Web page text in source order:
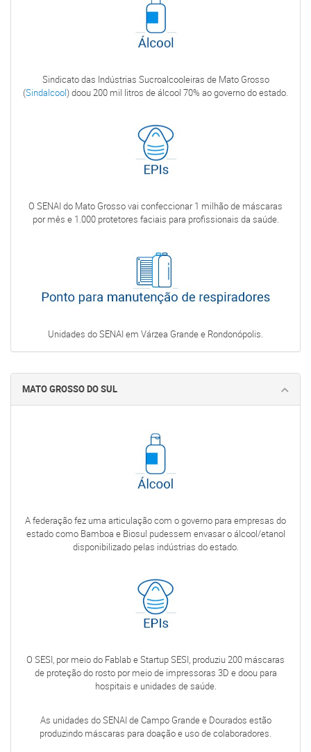
Sindicato das Indústrias Sucroalcooleiras de Mato Grosso
(Sindalcool) doou 200 mil litros de álcool 70% ao governo do estado.
O SENAI do Mato Grosso vai confeccionar 1 milhão de máscaras
por mês e 1.000 protetores faciais para profissionais da saúde.
Unidades do SENAI em Várzea Grande e Rondonópolis.
MATO GROSSO DO SUL
A federação fez uma articulação com o governo para empresas do
estado como Bamboa e Biosul pudessem envasar o álcool/etanol
disponibilizado pelas indústrias do estado.
O SESI, por meio do Fablab e Startup SESI, produziu 200 máscaras
de proteção do rosto por meio de impressoras 3D e doou para
hospitais e unidades de saúde.
As unidades do SENAI de Campo Grande e Dourados estão
produzindo máscaras para doação e uso de colaboradores.